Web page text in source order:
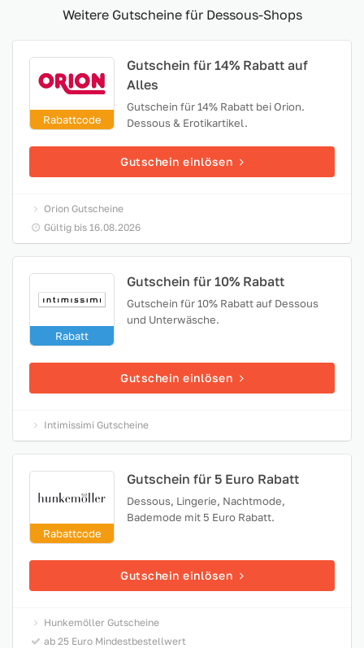
Weitere Gutscheine für Dessous-Shops
Rabattcode
Gutschein für 14% Rabatt auf
Alles
Gutschein für 14% Rabatt bei Orion.
Dessous & Erotikartikel.
Gutschein einlösen
Orion Gutscheine
Gültig bis 16.08.2026
Rabatt
Gutschein für 10% Rabatt
Gutschein für 10% Rabatt auf Dessous
und Unterwäsche.
Gutschein einlösen
Intimissimi Gutscheine
Rabattcode
Gutschein für 5 Euro Rabatt
Dessous, Lingerie, Nachtmode,
Bademode mit 5 Euro Rabatt.
Gutschein einlösen
Hunkemöller Gutscheine
ab 25 Euro Mindestbestellwert